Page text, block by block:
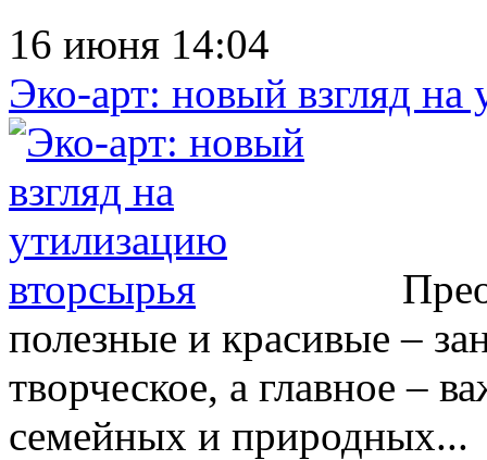
16 июня 14:04
Эко-арт: новый взгляд на
полезные и красивые –
творческое, а главное –
семейных и природных...